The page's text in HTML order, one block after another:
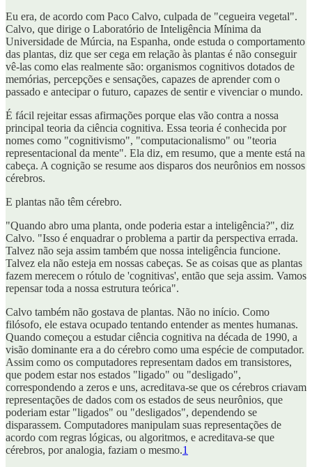
Eu era, de acordo com Paco Calvo, culpada de "cegueira vegetal".
Calvo, que dirige o Laboratório de Inteligência Mínima da
Universidade de Múrcia, na Espanha, onde estuda o comportamento
das plantas, diz que ser cega em relação às plantas é não conseguir
vê-las como elas realmente são: organismos cognitivos dotados de
memórias, percepções e sensações, capazes de aprender com o
passado e antecipar o futuro, capazes de sentir e vivenciar o mundo.
É fácil rejeitar essas afirmações porque elas vão contra a nossa
principal teoria da ciência cognitiva. Essa teoria é conhecida por
nomes como "cognitivismo", "computacionalismo" ou "teoria
representacional da mente". Ela diz, em resumo, que a mente está na
cabeça. A cognição se resume aos disparos dos neurônios em nossos
cérebros.
E plantas não têm cérebro.
"Quando abro uma planta, onde poderia estar a inteligência?", diz
Calvo. "Isso é enquadrar o problema a partir da perspectiva errada.
Talvez não seja assim também que nossa inteligência funcione.
Talvez ela não esteja em nossas cabeças. Se as coisas que as plantas
fazem merecem o rótulo de 'cognitivas', então que seja assim. Vamos
repensar toda a nossa estrutura teórica".
Calvo também não gostava de plantas. Não no início. Como
filósofo, ele estava ocupado tentando entender as mentes humanas.
Quando começou a estudar ciência cognitiva na década de 1990, a
visão dominante era a do cérebro como uma espécie de computador.
Assim como os computadores representam dados em transistores,
que podem estar nos estados "ligado" ou "desligado",
correspondendo a zeros e uns, acreditava-se que os cérebros criavam
representações de dados com os estados de seus neurônios, que
poderiam estar "ligados" ou "desligados", dependendo se
disparassem. Computadores manipulam suas representações de
acordo com regras lógicas, ou algoritmos, e acreditava-se que
cérebros, por analogia, faziam o mesmo.1